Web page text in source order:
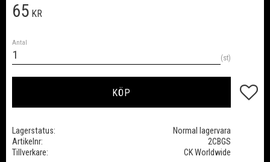
65 KR
Antal
st
KÖP Lägg
Lagerstatus
Normal lagervara
Artikelnr
2CBGS
Tillverkare
CK Worldwide